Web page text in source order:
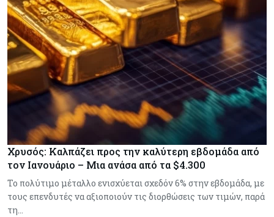
Χρυσός: Καλπάζει προς την καλύτερη εβδομάδα από
τον Ιανουάριο – Μια ανάσα από τα $4.300
Το πολύτιμο μέταλλο ενισχύεται σχεδόν 6% στην εβδομάδα, με
τους επενδυτές να αξιοποιούν τις διορθώσεις των τιμών, παρά
τη…